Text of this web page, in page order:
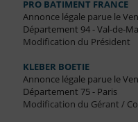
PRO BATIMENT FRANCE
Annonce légale parue le
Département 94 - Val-de-
Modification du Président
KLEBER BOETIE
Annonce légale parue le
Département 75 - Paris
Modification du Gérant /